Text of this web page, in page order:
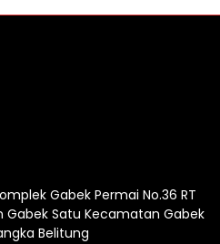
Gabek Permai No.36 RT
Gabek Satu Kecamatan Gabek
Belitung